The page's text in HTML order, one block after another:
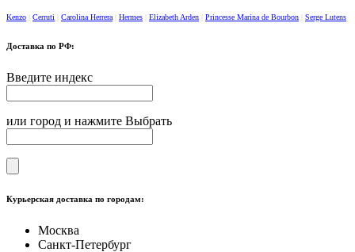
Kenzo Cerruti Carolina Herrera Hermes Elizabeth Arden Princesse Marina de Bourbon Serge Lutens
Доставка по РФ:
Введите индекс
или город и нажмите Выбрать
Курьерская доставка по городам:
Москва
Санкт-Петербург